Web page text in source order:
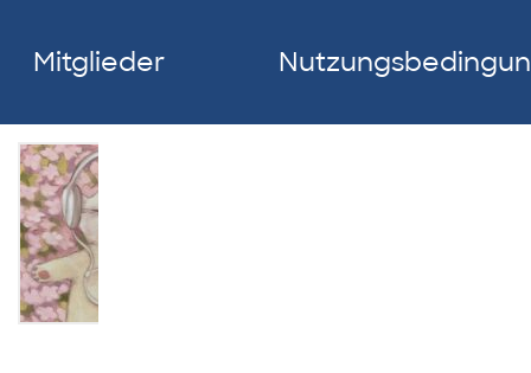
Mitglieder